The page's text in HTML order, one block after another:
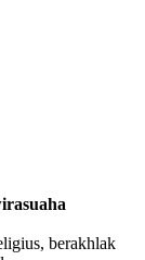
berakhlak